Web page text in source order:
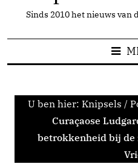
Sinds 2010 het nieuws van
U ben hier: Knipsels /
Curaçaose
betrokkenheid bij de